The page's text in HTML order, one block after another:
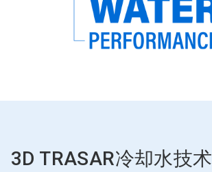
3D TRASAR冷却水技术